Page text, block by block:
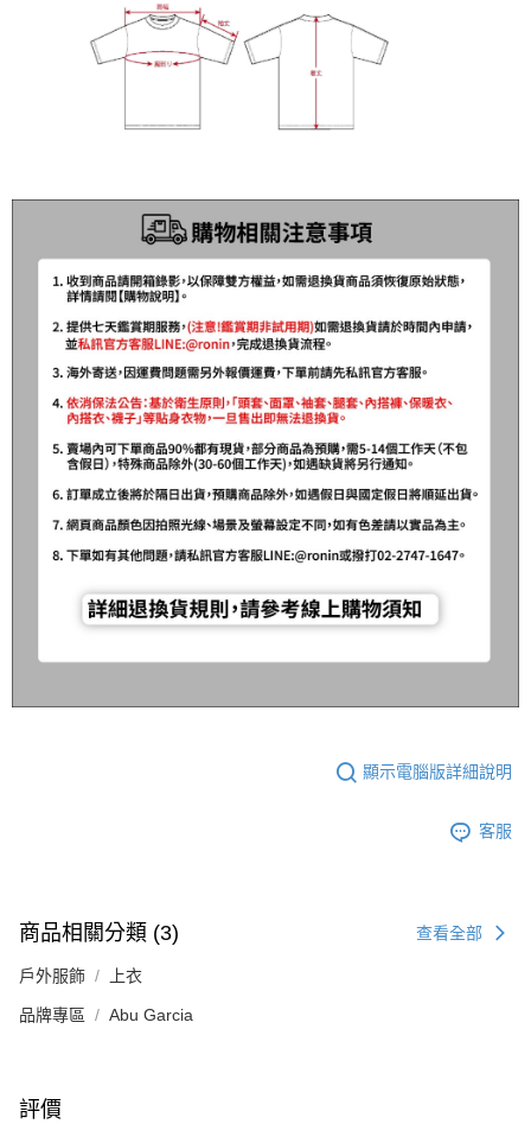
顯示電腦版詳細說明
客服
商品相關分類 (3) 查看全部
戶外服飾 上衣
品牌專區 Abu Garcia
評價